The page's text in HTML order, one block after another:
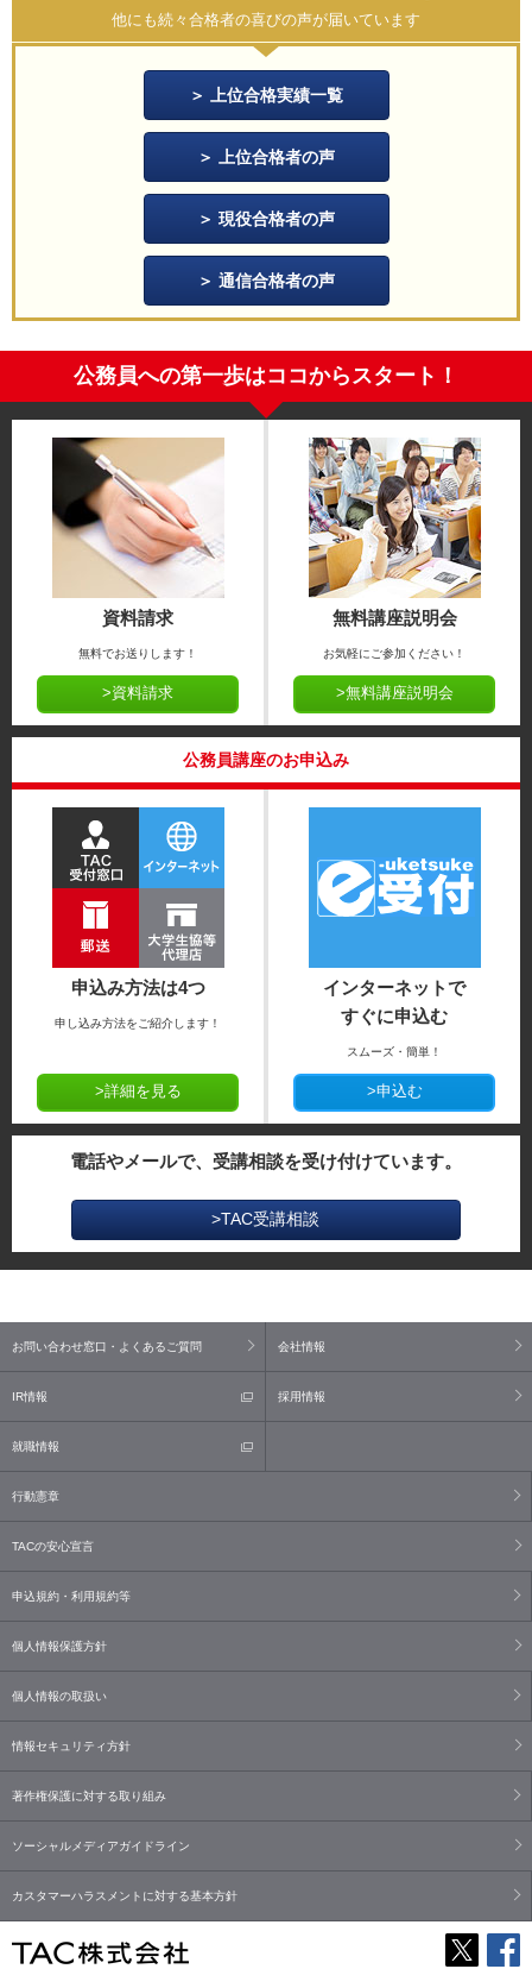
他にも続々合格者の喜びの声が届いています
上位合格実績一覧
上位合格者の声
現役合格者の声
通信合格者の声
公務員への第一歩はココからスタート！
資料請求
無料でお送りします！
>資料請求
無料講座説明会
お気軽にご参加ください！
>無料講座説明会
公務員講座のお申込み
申込み方法は4つ
申し込み方法をご紹介します！
>詳細を見る
インターネットで
すぐに申込む
スムーズ・簡単！
>申込む
電話やメールで、受講相談を受け付けています。
>TAC受講相談
お問い合わせ窓口・よくあるご質問 会社情報
IR情報 採用情報
就職情報
行動憲章
TACの安心宣言
申込規約・利用規約等
個人情報保護方針
個人情報の取扱い
情報セキュリティ方針
著作権保護に対する取り組み
ソーシャルメディアガイドライン
カスタマーハラスメントに対する基本方針